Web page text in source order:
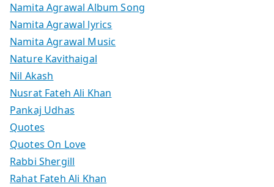
Namita Agrawal Album Song
Namita Agrawal lyrics
Namita Agrawal Music
Nature Kavithaigal
Nil Akash
Nusrat Fateh Ali Khan
Pankaj Udhas
Quotes
Quotes On Love
Rabbi Shergill
Rahat Fateh Ali Khan